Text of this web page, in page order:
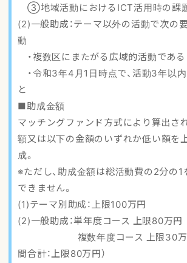
③地域活動におけるICT活用時の課
(2)一般助成：テーマ以外の活動で次の
動
・複数区にまたがる広域的活動であ
・令和3年4月1日時点で、活動3年以
と
■助成金額
マッチングファンド方式により算出さ
額又は以下の金額のいずれか低い額を
成。
※ただし、助成金額は総活動費の2分の
できません。
(1)テーマ別助成：上限100万円
(2)一般助成：単年度コース 上限80万円
複数年度コース 上限30万円
間合計：上限80万円）